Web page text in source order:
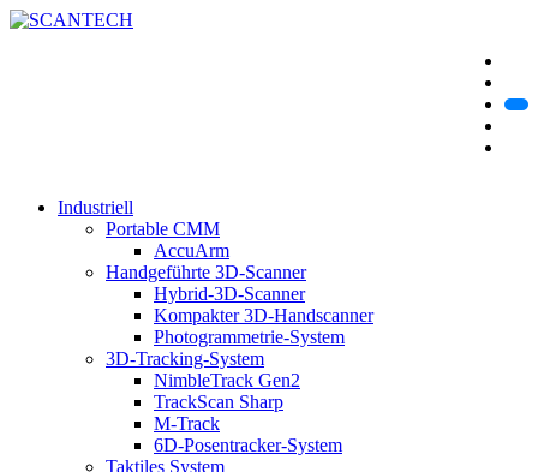
Industriell
Portable CMM
AccuArm
Handgeführte 3D-Scanner
Hybrid-3D-Scanner
Kompakter 3D-Handscanner
Photogrammetrie-System
3D-Tracking-System
NimbleTrack Gen2
TrackScan Sharp
M-Track
6D-Posentracker-System
Taktiles System